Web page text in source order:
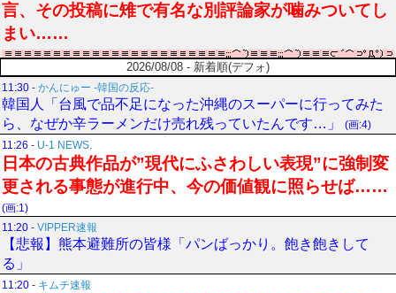
言、その投稿に雉で有名な別評論家が噛みついてし
まい……
2026/08/08 - 新着順(デフォ)
11:30 - かんにゅー -韓国の反応-
韓国人「台風で品不足になった沖縄のスーパーに行ってみた
ら、なぜか辛ラーメンだけ売れ残っていたんです…」
(画:4)
11:26 - U-1 NEWS.
日本の古典作品が”現代にふさわしい表現”に強制変
更される事態が進行中、今の価値観に照らせば……
(画:1)
11:20 - VIPPER速報
【悲報】熊本避難所の皆様「パンばっかり。飽き飽きして
る」
11:20 - キムチ速報